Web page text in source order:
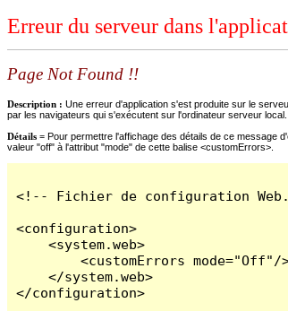
Erreur du serveur dans
Page Not Found !!
Description : Une erreur d'application s'est produite sur le
par les navigateurs qui s'exécutent sur l'ordinateur serveur local.
Détails = Pour permettre l'affichage des détails de ce message
valeur "off" à l'attribut "mode" de cette balise <customErrors>.
<!-- Fichier de configuration
<configuration>
    <system.web>
<customErrors mode="Off"/
    </system.web>
</configuration>